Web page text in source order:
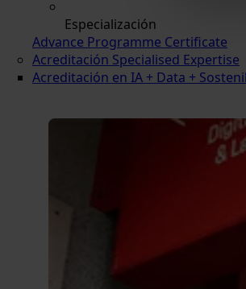
Especialización
Advance Programme Certificate
Acreditación Specialised Expertise
Acreditación en IA + Data +